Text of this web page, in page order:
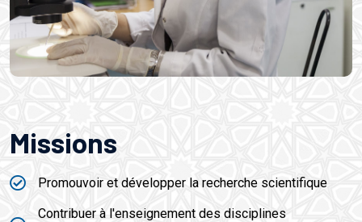
Missions
Promouvoir et développer la recherche scientifique
Contribuer à l'enseignement des disciplines